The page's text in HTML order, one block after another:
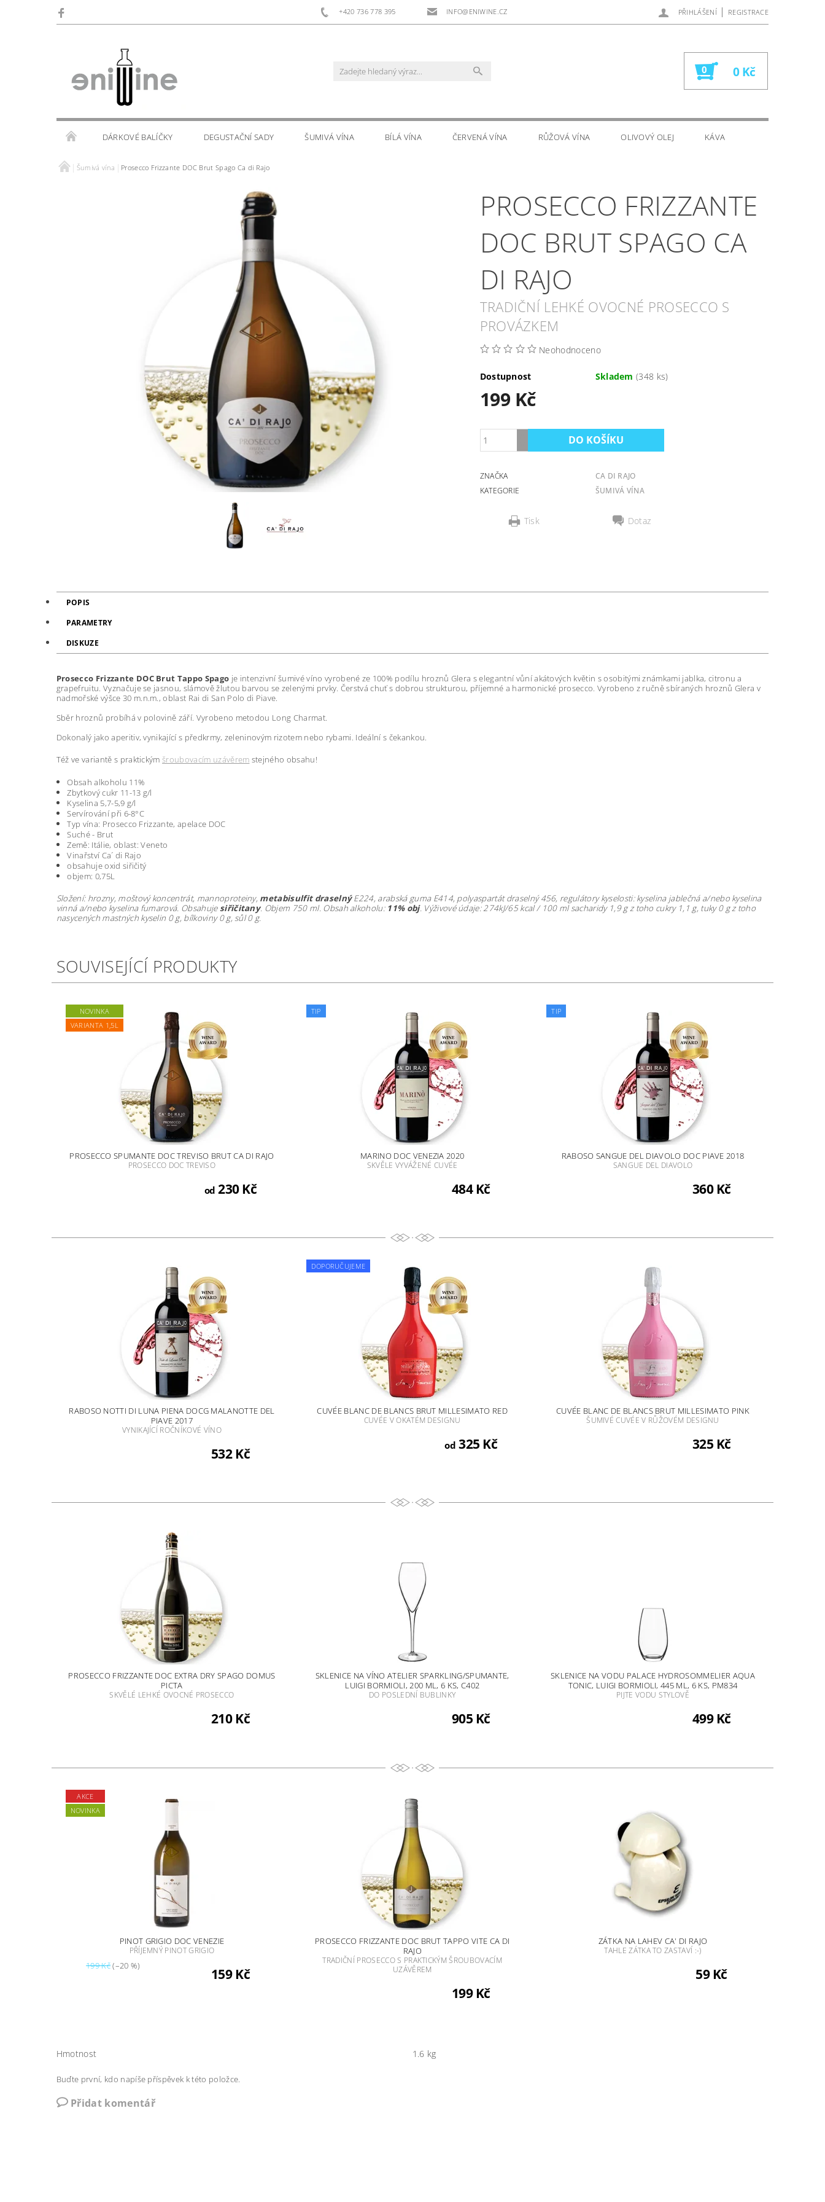
+420 736 778 395 INFO@ENIWINE.CZ PŘIHLÁŠENÍ | REGISTRACE
0 0 Kč
DÁRKOVÉ BALÍČKY DEGUSTAČNÍ SADY ŠUMIVÁ VÍNA BÍLÁ VÍNA ČERVENÁ VÍNA RŮŽOVÁ VÍNA OLIVOVÝ OLEJ KÁVA
SKLENIČKY KALENDÁŘ AKCÍ WINE TOURS
Šumivá vína Prosecco Frizzante DOC Brut Spago Ca di Rajo
PROSECCO FRIZZANTE
DOC BRUT SPAGO CA
DI RAJO
TRADIČNÍ LEHKÉ OVOCNÉ PROSECCO S
PROVÁZKEM
Neohodnoceno
Dostupnost Skladem(348 ks)
199 Kč
ZNAČKA
CA DI RAJO
KATEGORIE
ŠUMIVÁ VÍNA
Tisk Dotaz
POPIS
PARAMETRY
DISKUZE
Prosecco Frizzante DOC Brut Tappo Spago je intenzivní šumivé víno vyrobené ze 100% podílu hroznů Glera s elegantní vůní akátových květin s osobitými známkami jablka, citronu a
grapefruitu. Vyznačuje se jasnou, slámově žlutou barvou se zelenými prvky. Čerstvá chuť s dobrou strukturou, příjemné a harmonické prosecco. Vyrobeno z ručně sbíraných hroznů Glera v
nadmořské výšce 30 m.n.m., oblast Rai di San Polo di Piave.
Sběr hroznů probíhá v polovině září. Vyrobeno metodou Long Charmat.
Dokonalý jako aperitiv, vynikající s předkrmy, zeleninovým rizotem nebo rybami. Ideální s čekankou.
Též ve variantě s praktickýmšroubovacím uzávěrem stejného obsahu!
Obsah alkoholu 11%
Zbytkový cukr 11-13 g/l
Kyselina 5,7-5,9 g/l
Servírování při 6-8°C
Typ vína: Prosecco Frizzante, apelace DOC
Suché - Brut
Země: Itálie, oblast: Veneto
Vinařství Ca´ di Rajo
obsahuje oxid siřičitý
objem: 0,75L
Složení: hrozny, moštový koncentrát, mannoproteiny, metabisulfit draselnýE224, arabská guma E414, polyaspartát draselný 456, regulátory kyselosti: kyselina jablečná a/nebo kyselina
vinná a/nebo kyselina fumarová. Obsahujesiřičitany. Objem 750 ml. Obsah alkoholu: 11% obj. Výživové údaje: 274kJ/65 kcal / 100 ml sacharidy 1,9 g z toho cukry 1,1 g, tuky 0 g z toho
nasycených mastných kyselin 0 g, bílkoviny 0 g, sůl 0 g.
SOUVISEJÍCÍ PRODUKTY
NOVINKA
VARIANTA 1,5L
PROSECCO SPUMANTE DOC TREVISO BRUT CA DI RAJO
PROSECCO DOC TREVISO
od 230 Kč
TIP
MARINO DOC VENEZIA 2020
SKVĚLE VYVÁŽENÉ CUVÉE
484 Kč
TIP
RABOSO SANGUE DEL DIAVOLO DOC PIAVE 2018
SANGUE DEL DIAVOLO
360 Kč
RABOSO NOTTI DI LUNA PIENA DOCG MALANOTTE DEL
PIAVE 2017
VYNIKAJÍCÍ ROČNÍKOVÉ VÍNO
532 Kč
DOPORUČUJEME
CUVÉE BLANC DE BLANCS BRUT MILLESIMATO RED
CUVÉE V OKATÉM DESIGNU
od 325 Kč
CUVÉE BLANC DE BLANCS BRUT MILLESIMATO PINK
ŠUMIVÉ CUVÉE V RŮŽOVÉM DESIGNU
325 Kč
PROSECCO FRIZZANTE DOC EXTRA DRY SPAGO DOMUS
PICTA
SKVĚLÉ LEHKÉ OVOCNÉ PROSECCO
210 Kč
SKLENICE NA VÍNO ATELIER SPARKLING/SPUMANTE,
LUIGI BORMIOLI, 200 ML, 6 KS, C402
DO POSLEDNÍ BUBLINKY
905 Kč
SKLENICE NA VODU PALACE HYDROSOMMELIER AQUA
TONIC, LUIGI BORMIOLI, 445 ML, 6 KS, PM834
PIJTE VODU STYLOVĚ
499 Kč
AKCE
NOVINKA
PINOT GRIGIO DOC VENEZIE
PŘÍJEMNÝ PINOT GRIGIO
199 Kč(–20 %) 159 Kč
PROSECCO FRIZZANTE DOC BRUT TAPPO VITE CA DI
RAJO
TRADIČNÍ PROSECCO S PRAKTICKÝM ŠROUBOVACÍM
UZÁVĚREM
199 Kč
ZÁTKA NA LAHEV CA' DI RAJO
TAHLE ZÁTKA TO ZASTAVÍ :-)
59 Kč
Hmotnost 1.6 kg
Buďte první, kdo napíše příspěvek k této položce.
Přidat komentář